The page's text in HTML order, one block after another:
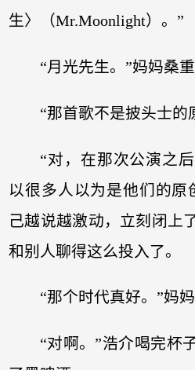
生〉（Mr.Moonlight）。”
“月光先生。”妈妈桑重
“那首歌不是披头士的
“对，在那次公演之
以很多人以为是他们的原
己越说越激动，立刻闭上
和别人聊得这么投入了。
“那个时代真好。”妈妈
“对啊。”浩介喝完杯